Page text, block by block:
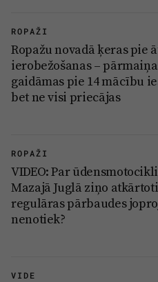
Sigulda
Jūrmala
ROPAŽI
Ropažu novadā ķeras pie
ierobežošanas –
gaidāmas pie 14 mācību
bet ne visi priecājas
ROPAŽI
VIDEO: Par
Mazajā Juglā ziņo
regulāras pārbaudes
nenotiek?
VIDE